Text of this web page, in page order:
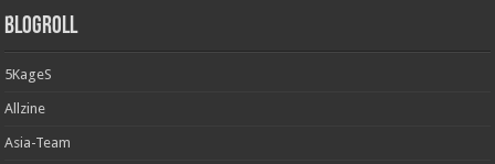
Blogroll
5KageS
Allzine
Asia-Team